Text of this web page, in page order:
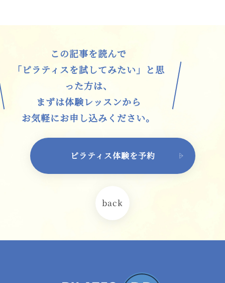
この記事を読んで
「ピラティスを試してみたい」と思
った方は、
まずは体験レッスンから
お気軽にお申し込みください。
ピラティス体験を予約
back